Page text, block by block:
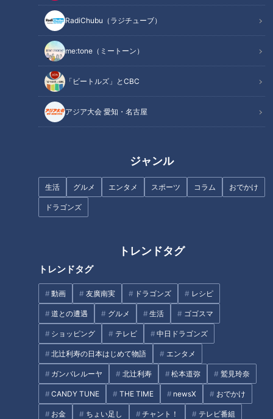
RadiChubu（ラジチューブ）
me:tone（ミートーン）
「ビートルズ」とCBC
アジア大会 愛知・名古屋
ジャンル
生活 グルメ エンタメ スポーツ コラム おでかけ
ドラゴンズ
トレンドタグ
トレンドタグ
動画 友廣南実 ドラゴンズ レシピ
道との遭遇 グルメ 生活 ゴゴスマ
ショッピング テレビ 中日ドラゴンズ
北辻利寿の日本はじめて物語 エンタメ
ガンバレルーヤ 北辻利寿 松本道弥 鷲見玲奈
CANDY TUNE THE TIME newsX おでかけ
お金 ちょい足し チャント！ テレビ番組
師匠から学んだ“配球の大切さ”
超一流の策士
オススメ関連コンテンツ
何度殴ろうかと思ったことか！
CBCテレビ野球中継「燃えよドラゴンズ」(C)燃えドラch
浅尾拓也伝説に終始した前回。今回はちょいと真面目（笑）
に、ふたりのお師匠ともいえる谷繁元信元ドラゴンズ監督の思
い出を語る。特に吉見さんから語られる谷繁さんへの愛憎なる
思いがなんとも生々しいぞ！まずは吉見さんから浅尾さんへ軽
いジャブトークから始まった！
『めっちゃ怒られた？』